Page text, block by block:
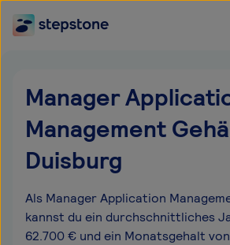
Manager
Management
Duisburg
Als Manager Application
kannst du ein durchschnittliches
62.700 € und ein Monatsgehalt